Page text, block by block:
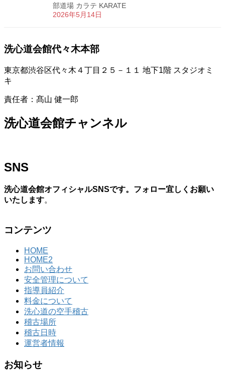
部道場 カラテ KARATE
2026年5月14日
洗心道会館代々木本部
東京都渋谷区代々木４丁目２５－１１ 地下1階 スタジオミ
キ
責任者：髙山 健一郎
洗心道会館チャンネル
SNS
洗心道会館オフィシャルSNSです。フォロー宜しくお願い
いたします。
コンテンツ
HOME
HOME2
お問い合わせ
安全管理について
指導員紹介
料金について
洗心道の空手稽古
稽古場所
稽古日時
運営者情報
お知らせ